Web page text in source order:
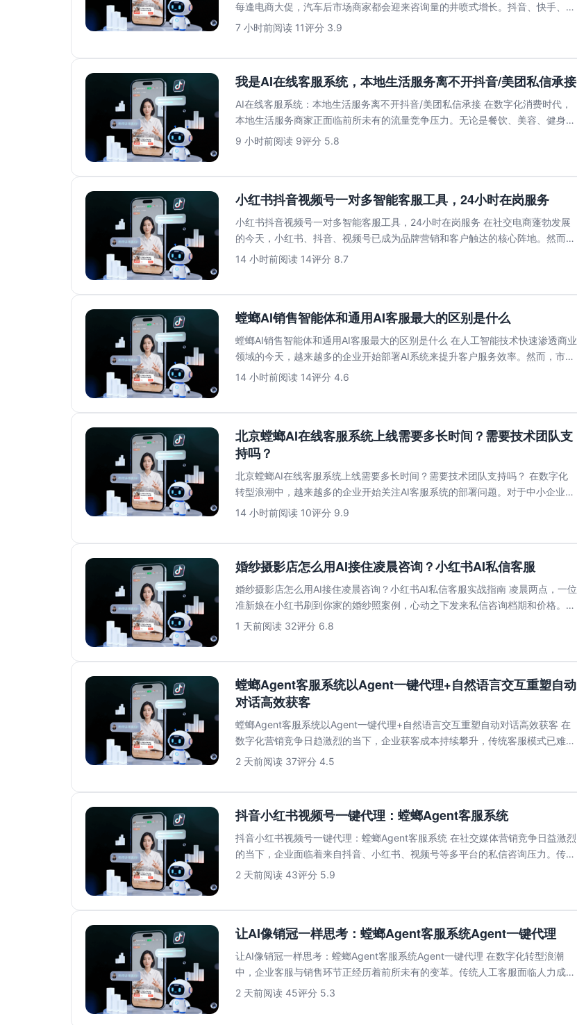
每逢电商大促，汽车后市场商家都会迎来咨询量的井喷式增长。抖音、快手、淘
宝、京东、微信…...
7 小时前阅读 11评分 3.9
我是AI在线客服系统，本地生活服务离不开抖音/美团私信承接
AI在线客服系统：本地生活服务离不开抖音/美团私信承接 在数字化消费时代，
本地生活服务商家正面临前所未有的流量竞争压力。无论是餐饮、美容、健身还
是家政服务，消费...
9 小时前阅读 9评分 5.8
小红书抖音视频号一对多智能客服工具，24小时在岗服务
小红书抖音视频号一对多智能客服工具，24小时在岗服务 在社交电商蓬勃发展
的今天，小红书、抖音、视频号已成为品牌营销和客户触达的核心阵地。然而，
多平台运营带来的私...
14 小时前阅读 14评分 8.7
螳螂AI销售智能体和通用AI客服最大的区别是什么
螳螂AI销售智能体和通用AI客服最大的区别是什么 在人工智能技术快速渗透商业
领域的今天，越来越多的企业开始部署AI系统来提升客户服务效率。然而，市面
上的AI解决...
14 小时前阅读 14评分 4.6
北京螳螂AI在线客服系统上线需要多长时间？需要技术团队支
持吗？
北京螳螂AI在线客服系统上线需要多长时间？需要技术团队支持吗？ 在数字化
转型浪潮中，越来越多的企业开始关注AI客服系统的部署问题。对于中小企业而
言，最担心的莫过...
14 小时前阅读 10评分 9.9
婚纱摄影店怎么用AI接住凌晨咨询？小红书AI私信客服
婚纱摄影店怎么用AI接住凌晨咨询？小红书AI私信客服实战指南 凌晨两点，一位
准新娘在小红书刷到你家的婚纱照案例，心动之下发来私信咨询档期和价格。等
到第二天上班回...
1 天前阅读 32评分 6.8
螳螂Agent客服系统以Agent一键代理+自然语言交互重塑自动
对话高效获客
螳螂Agent客服系统以Agent一键代理+自然语言交互重塑自动对话高效获客 在
数字化营销竞争日趋激烈的当下，企业获客成本持续攀升，传统客服模式已难以
满足高效转...
2 天前阅读 37评分 4.5
抖音小红书视频号一键代理：螳螂Agent客服系统
抖音小红书视频号一键代理：螳螂Agent客服系统 在社交媒体营销竞争日益激烈
的当下，企业面临着来自抖音、小红书、视频号等多平台的私信咨询压力。传统
人工客服模式已...
2 天前阅读 43评分 5.9
让AI像销冠一样思考：螳螂Agent客服系统Agent一键代理
让AI像销冠一样思考：螳螂Agent客服系统Agent一键代理 在数字化转型浪潮
中，企业客服与销售环节正经历着前所未有的变革。传统人工客服面临人力成本
高、响应速...
2 天前阅读 45评分 5.3